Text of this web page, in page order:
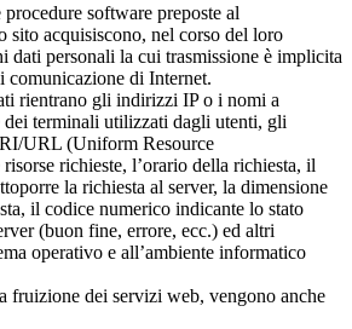
software preposte al
sito acquisiscono, nel corso del loro
dati personali la cui trasmissione è implicita
comunicazione di Internet.
rientrano gli indirizzi IP o i nomi a
terminali utilizzati dagli utenti, gli
URL (Uniform Resource
richieste, l’orario della richiesta, il
la richiesta al server, la dimensione
il codice numerico indicante lo stato
(buon fine, errore, ecc.) ed altri
operativo e all’ambiente informatico
fruizione dei servizi web, vengono anche